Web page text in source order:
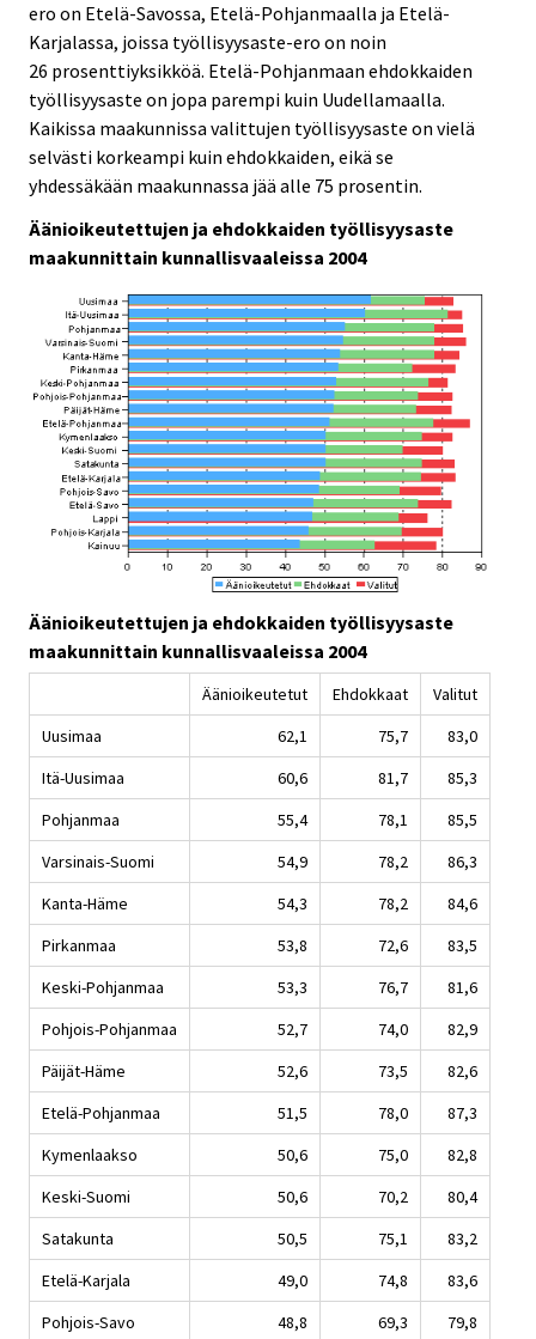
ero on Etelä-Savossa, Etelä-Pohjanmaalla ja Etelä-
Karjalassa, joissa työllisyysaste-ero on noin
26 prosenttiyksikköä. Etelä-Pohjanmaan ehdokkaiden
työllisyysaste on jopa parempi kuin Uudellamaalla.
Kaikissa maakunnissa valittujen työllisyysaste on vielä
selvästi korkeampi kuin ehdokkaiden, eikä se
yhdessäkään maakunnassa jää alle 75 prosentin.
Äänioikeutettujen ja ehdokkaiden työllisyysaste
maakunnittain kunnallisvaaleissa 2004
Äänioikeutettujen ja ehdokkaiden työllisyysaste
maakunnittain kunnallisvaaleissa 2004
Äänioikeutetut Ehdokkaat
Valitut
Uusimaa
62,1 75,7
83,0
Itä-Uusimaa
60,6 81,7
85,3
Pohjanmaa
55,4 78,1
85,5
Varsinais-Suomi
54,9 78,2
86,3
Kanta-Häme
54,3 78,2
84,6
Pirkanmaa
53,8 72,6
83,5
Keski-Pohjanmaa
53,3 76,7
81,6
Pohjois-Pohjanmaa
52,7 74,0
82,9
Päijät-Häme
52,6 73,5
82,6
Etelä-Pohjanmaa
51,5 78,0
87,3
Kymenlaakso
50,6 75,0
82,8
Keski-Suomi
50,6 70,2
80,4
Satakunta
50,5 75,1
83,2
Etelä-Karjala
49,0 74,8
83,6
Pohjois-Savo
48,8 69,3
79,8